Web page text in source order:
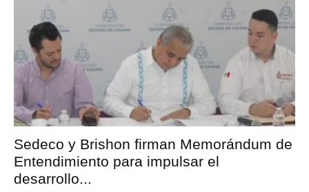
Sedeco y Brishon firman Memorándum de
Entendimiento para impulsar el
desarrollo...